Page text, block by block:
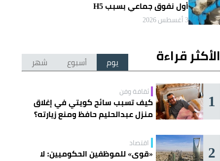
أول نفوق جماعي بسبب H5
3 أغسطس 2026
الأكثر قراءة يوم أسبوع شهر
1 ثقافة وفن
كيف تسبب سائح كويتي في إغلاق
منزل عبدالحليم حافظ ومنع زيارته؟
2 اقتصاد
«قوى» للموظفين الحكوميين: لا